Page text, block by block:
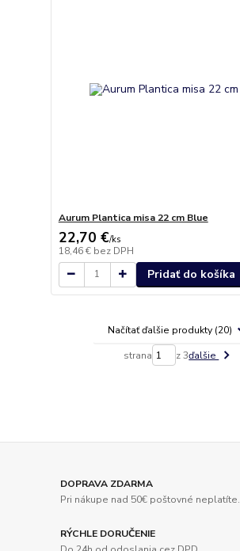
Aurum Plantica misa 22 cm Blue
22,70 €/ks
18,46 € bez DPH
Pridať do košíka
Načítať ďalšie produkty (20)
strana z 3ďalšie
DOPRAVA ZDARMA
Pri nákupe nad 50€ poštovné neplatíte.
RÝCHLE DORUČENIE